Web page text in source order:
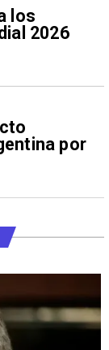
los
2026
por